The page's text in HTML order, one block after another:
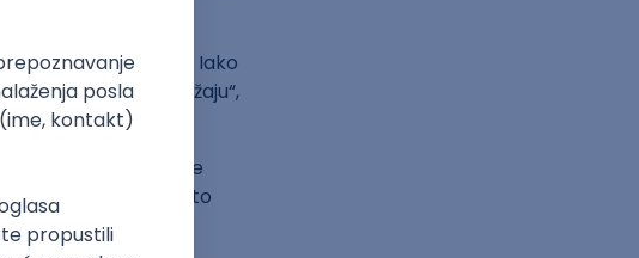
se ton i stil pisanja. Iako
detalji u sadržaju“,
CV-ja umanjuje
šta piše i da to što